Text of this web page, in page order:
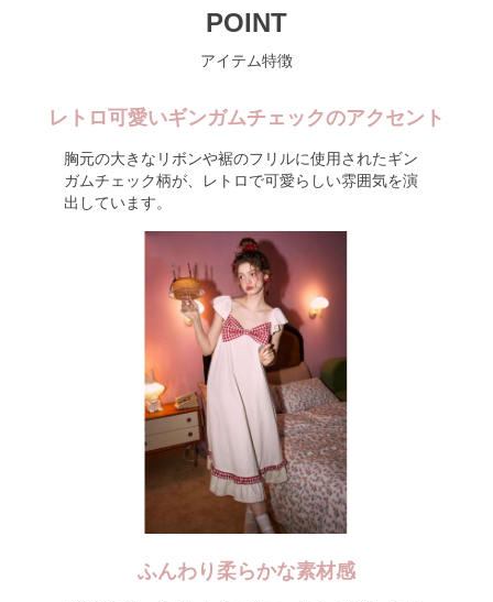
POINT
アイテム特徴
レトロ可愛いギンガムチェックのアクセント
胸元の大きなリボンや裾のフリルに使用されたギン
ガムチェック柄が、レトロで可愛らしい雰囲気を演
出しています。
ふんわり柔らかな素材感